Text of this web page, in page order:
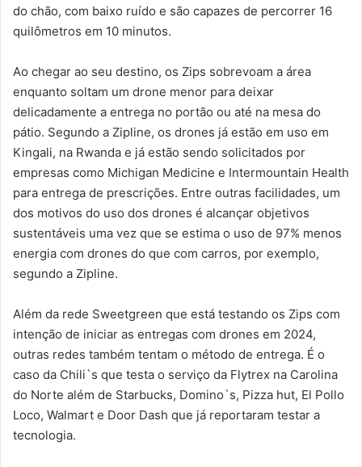
do chão, com baixo ruído e são capazes de percorrer 16
quilômetros em 10 minutos.
Ao chegar ao seu destino, os Zips sobrevoam a área
enquanto soltam um drone menor para deixar
delicadamente a entrega no portão ou até na mesa do
pátio. Segundo a Zipline, os drones já estão em uso em
Kingali, na Rwanda e já estão sendo solicitados por
empresas como Michigan Medicine e Intermountain Health
para entrega de prescrições. Entre outras facilidades, um
dos motivos do uso dos drones é alcançar objetivos
sustentáveis uma vez que se estima o uso de 97% menos
energia com drones do que com carros, por exemplo,
segundo a Zipline.
Além da rede Sweetgreen que está testando os Zips com
intenção de iniciar as entregas com drones em 2024,
outras redes também tentam o método de entrega. É o
caso da Chili`s que testa o serviço da Flytrex na Carolina
do Norte além de Starbucks, Domino`s, Pizza hut, El Pollo
Loco, Walmart e Door Dash que já reportaram testar a
tecnologia.